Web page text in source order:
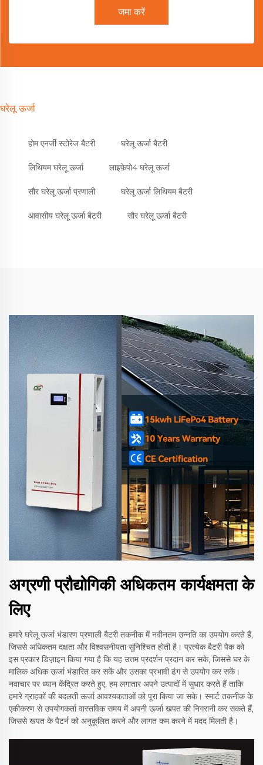
जमा करें
घरेलू ऊर्जा
होम एनर्जी स्टोरेज बैटरी घरेलू ऊर्जा बैटरी
लिथियम घरेलू ऊर्जा लाइफ़ेपो4 घरेलू ऊर्जा
सौर घरेलू ऊर्जा प्रणाली घरेलू ऊर्जा लिथियम बैटरी
आवासीय घरेलू ऊर्जा बैटरी सौर घरेलू ऊर्जा बैटरी
अग्रणी प्रौद्योगिकी अधिकतम कार्यक्षमता के
लिए
हमारे घरेलू ऊर्जा भंडारण प्रणाली बैटरी तकनीक में नवीनतम उन्नति का उपयोग करते हैं,
जिससे अधिकतम दक्षता और विश्वसनीयता सुनिश्चित होती है। प्रत्येक बैटरी पैक को
इस प्रकार डिज़ाइन किया गया है कि यह उत्तम प्रदर्शन प्रदान कर सके, जिससे घर के
मालिक अधिक ऊर्जा भंडारित कर सकें और उसका प्रभावी ढंग से उपयोग कर सकें।
नवाचार पर ध्यान केंद्रित करते हुए, हम लगातार अपने उत्पादों में सुधार करते हैं ताकि
हमारे ग्राहकों की बदलती ऊर्जा आवश्यकताओं को पूरा किया जा सके। स्मार्ट तकनीक के
एकीकरण से उपयोगकर्ता वास्तविक समय में अपनी ऊर्जा खपत की निगरानी कर सकते हैं,
जिससे खपत के पैटर्न को अनुकूलित करने और लागत कम करने में मदद मिलती है।